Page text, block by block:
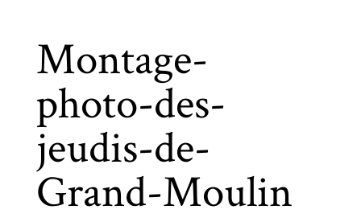
Montage-
photo-des-
jeudis-de-
Grand-Moulin